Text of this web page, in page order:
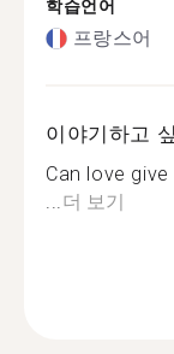
학습언어
프랑스어
이야기하고
Can love
...더 보기